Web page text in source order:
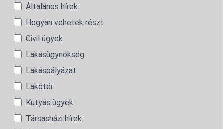
Általános hírek
Hogyan vehetek részt
Civil ügyek
Lakásügynökség
Lakáspályázat
Lakótér
Kutyás ügyek
Társasházi hírek